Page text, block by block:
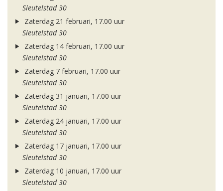
Sleutelstad 30
Zaterdag 21 februari, 17.00 uur
Sleutelstad 30
Zaterdag 14 februari, 17.00 uur
Sleutelstad 30
Zaterdag 7 februari, 17.00 uur
Sleutelstad 30
Zaterdag 31 januari, 17.00 uur
Sleutelstad 30
Zaterdag 24 januari, 17.00 uur
Sleutelstad 30
Zaterdag 17 januari, 17.00 uur
Sleutelstad 30
Zaterdag 10 januari, 17.00 uur
Sleutelstad 30